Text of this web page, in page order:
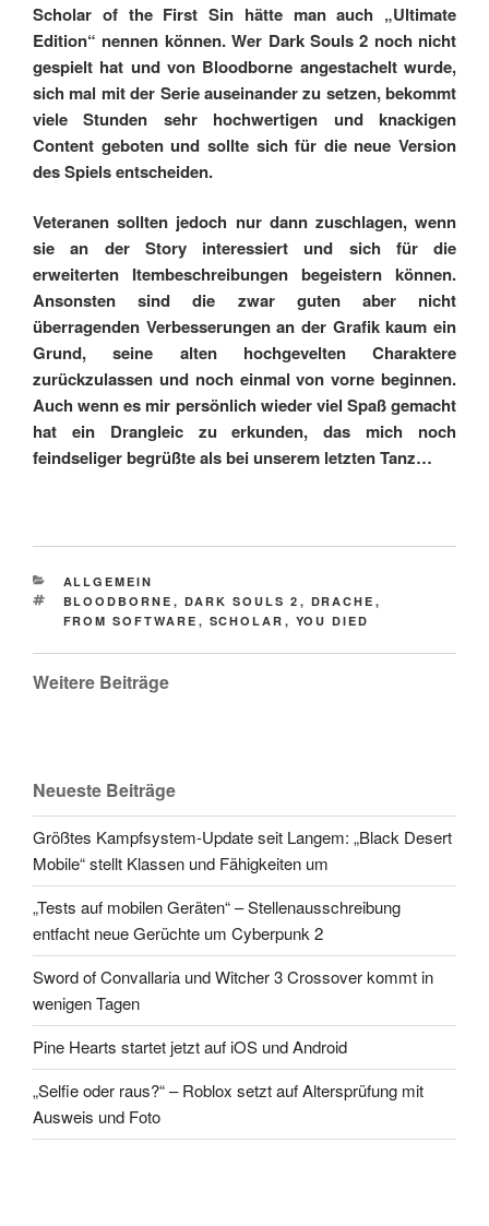
Scholar of the First Sin hätte man auch „Ultimate
Edition“ nennen können. Wer Dark Souls 2 noch nicht
gespielt hat und von Bloodborne angestachelt wurde,
sich mal mit der Serie auseinander zu setzen, bekommt
viele Stunden sehr hochwertigen und knackigen
Content geboten und sollte sich für die neue Version
des Spiels entscheiden.
Veteranen sollten jedoch nur dann zuschlagen, wenn
sie an der Story interessiert und sich für die
erweiterten Itembeschreibungen begeistern können.
Ansonsten sind die zwar guten aber nicht
überragenden Verbesserungen an der Grafik kaum ein
Grund, seine alten hochgevelten Charaktere
zurückzulassen und noch einmal von vorne beginnen.
Auch wenn es mir persönlich wieder viel Spaß gemacht
hat ein Drangleic zu erkunden, das mich noch
feindseliger begrüßte als bei unserem letzten Tanz…
CATEGORIES
ALLGEMEIN
TAGS
BLOODBORNE , DARK SOULS 2 , DRACHE ,
FROM SOFTWARE , SCHOLAR , YOU DIED
Weitere Beiträge
Neueste Beiträge
Größtes Kampfsystem-Update seit Langem: „Black Desert
Mobile“ stellt Klassen und Fähigkeiten um
„Tests auf mobilen Geräten“ – Stellenausschreibung
entfacht neue Gerüchte um Cyberpunk 2
Sword of Convallaria und Witcher 3 Crossover kommt in
wenigen Tagen
Pine Hearts startet jetzt auf iOS und Android
„Selfie oder raus?“ – Roblox setzt auf Altersprüfung mit
Ausweis und Foto